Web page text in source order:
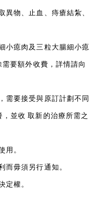
異物、止血、痔瘡結紮、
小瘜肉及三粒大腸細小瘜
要額外收費，詳情請向
需要接受與原訂計劃不同
並收 取新的治療所需之
用。
而毋須另行通知。
定權。